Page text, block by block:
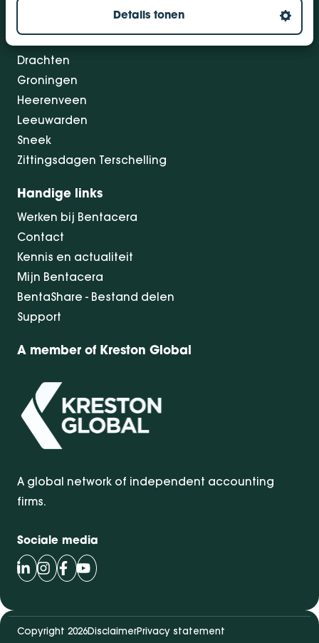
Details tonen
Drachten
Groningen
Heerenveen
Leeuwarden
Sneek
Zittingsdagen Terschelling
Handige links
Werken bij Bentacera
Contact
Kennis en actualiteit
Mijn Bentacera
BentaShare - Bestand delen
Support
A member of Kreston Global
A global network of independent accounting
firms.
Sociale media
Volg Bentacera op LinkedIn
Volg Bentacera op Instagram
Volg Bentacera op Facebook
Volg Bentacera op Youtube
Copyright 2026DisclaimerPrivacy statement